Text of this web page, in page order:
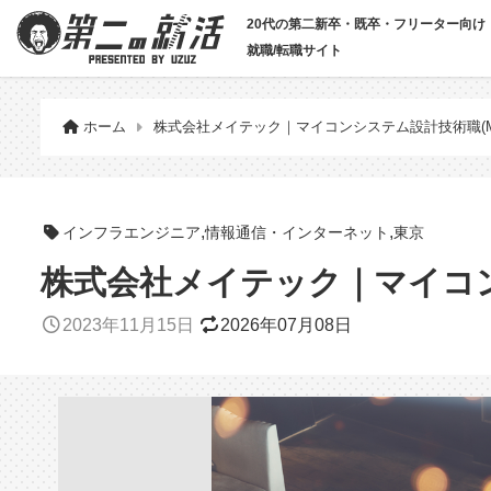
20代の第二新卒・既卒・フリーター向け
就職/転職サイト
ホーム 株式会社メイテック｜マイコンシステム設計技術職
インフラエンジニア,情報通信・インターネット ,東京
株式会社メイテック｜マイコ
2023年11月15日 2026年07月08日